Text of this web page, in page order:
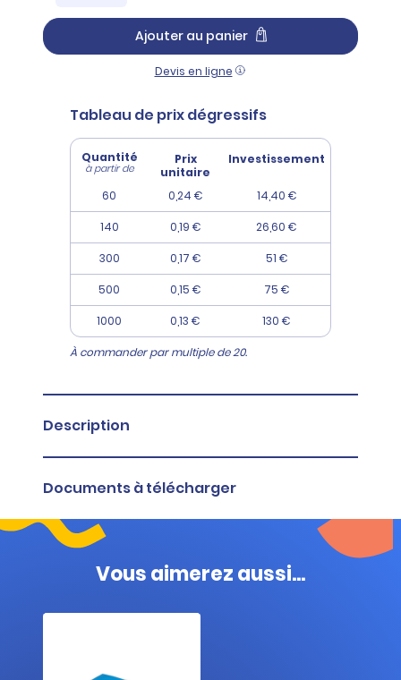
Ajouter au panier
Devis en ligne
Tableau de prix dégressifs
Quantité
à partir de
Prix
unitaire
Investissement
60 0,24 € 14,40 €
140 0,19 € 26,60 €
300 0,17 € 51 €
500 0,15 € 75 €
1000 0,13 € 130 €
À commander par multiple de 20.
Description
Sachet ou pochette cadeau en papier kraft
gris vergé 60g/m2.
À commander par multiple de 20.
l.12 cm x L.20 cm x soufflet de 4,5 cm
Documents à télécharger
Fiche produit
Vous aimerez aussi...